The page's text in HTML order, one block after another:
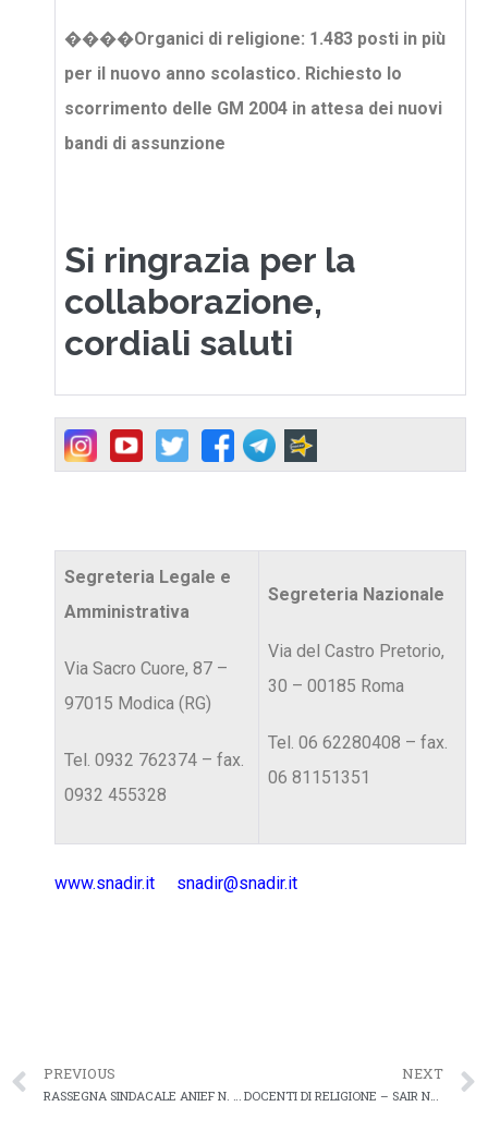
����Organici di religione: 1.483 posti in più
per il nuovo anno scolastico. Richiesto lo
scorrimento delle GM 2004 in attesa dei nuovi
bandi di assunzione
Si ringrazia per la
collaborazione,
cordiali saluti
Segreteria Legale e
Amministrativa
Via Sacro Cuore, 87 –
97015 Modica (RG)
Tel. 0932 762374 – fax.
0932 455328
Segreteria Nazionale
Via del Castro Pretorio,
30 – 00185 Roma
Tel. 06 62280408 – fax.
06 81151351
www.snadir.it snadir@snadir.it
PREVIOUS NEXT
DOCENTI DI RELIGIONE – SAIR NOTIZIE N. 6